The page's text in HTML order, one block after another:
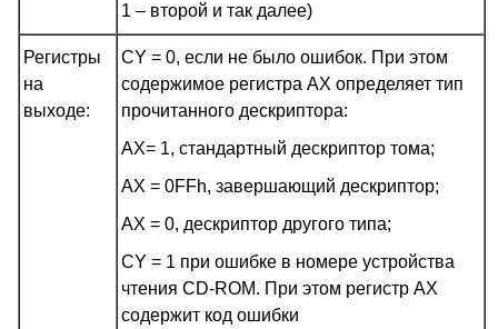
1 – второй и так далее)
Регистры
на
выходе:
CY = 0, если не было ошибок. При этом
содержимое регистра AX определяет тип
прочитанного дескриптора:
AX= 1, стандартный дескриптор тома;
AX = 0FFh, завершающий дескриптор;
AX = 0, дескриптор другого типа;
CY = 1 при ошибке в номере устройства
чтения CD-ROM. При этом регистр AX
содержит код ошибки